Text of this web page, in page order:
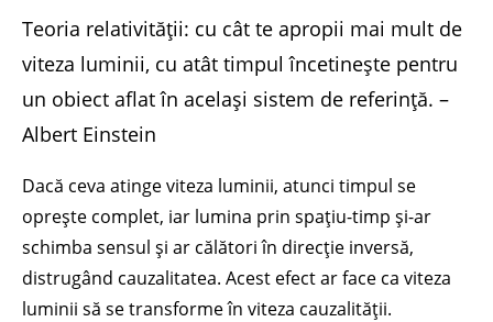
Teoria relativității: cu cât te apropii mai mult de
viteza luminii, cu atât timpul încetinește pentru
un obiect aflat în același sistem de referință. –
Albert Einstein
Dacă ceva atinge viteza luminii, atunci timpul se
oprește complet, iar lumina prin spațiu-timp și-ar
schimba sensul și ar călători în direcție inversă,
distrugând cauzalitatea. Acest efect ar face ca viteza
luminii să se transforme în viteza cauzalității.